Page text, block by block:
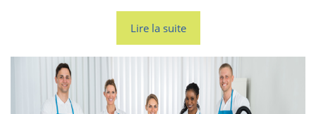
Lire la suite